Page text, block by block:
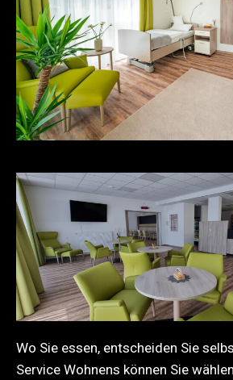
Wo Sie essen, entscheiden Sie
Service Wohnens können Sie